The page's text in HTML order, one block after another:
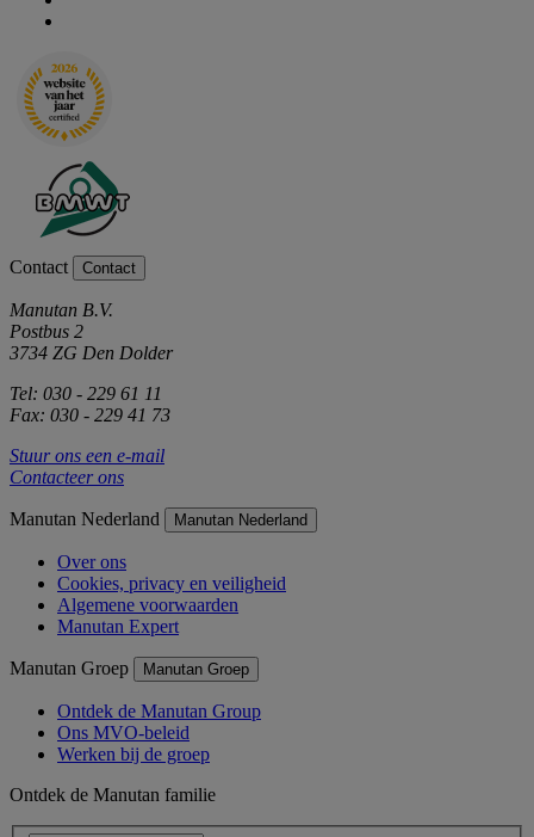
Contact Contact
Manutan B.V.
Postbus 2
3734 ZG Den Dolder
Tel: 030 - 229 61 11
Fax: 030 - 229 41 73
Stuur ons een e-mail
Contacteer ons
Manutan Nederland Manutan Nederland
Over ons
Cookies, privacy en veiligheid
Algemene voorwaarden
Manutan Expert
Manutan Groep Manutan Groep
Ontdek de Manutan Group
Ons MVO-beleid
Werken bij de groep
Ontdek de Manutan familie